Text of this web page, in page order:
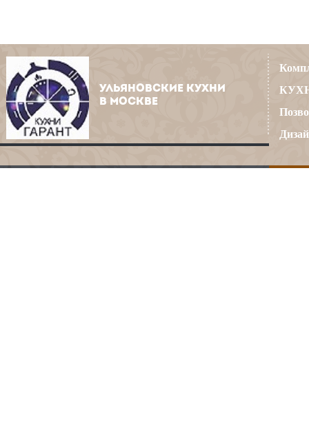
УЛЬЯНОВСКИЕ КУХНИ
В МОСКВЕ